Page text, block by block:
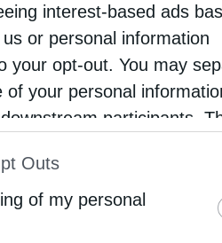
interest-based ads
or personal information
your opt-out. You may
your personal
participants.
that may further
Outs
of my personal